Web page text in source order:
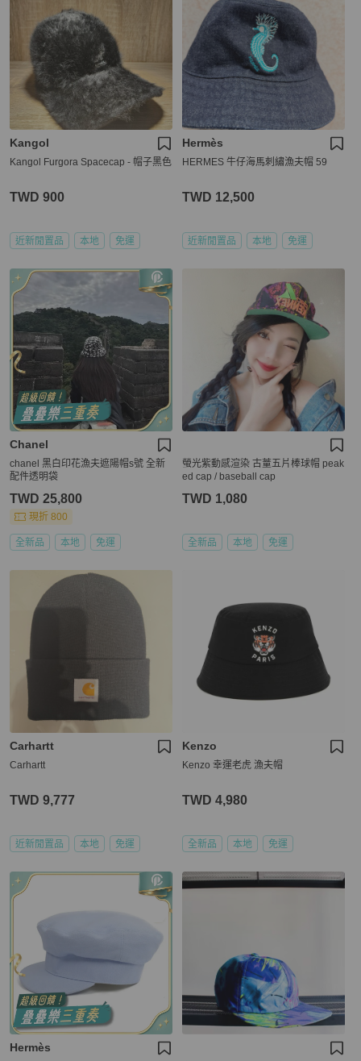
Kangol
Kangol Furgora Spacecap - 帽子黑色
TWD 900
近新閒置品 本地 免運
Hermès
HERMES 牛仔海馬刺繡漁夫帽 59
TWD 12,500
近新閒置品 本地 免運
Chanel
chanel 黑白印花漁夫遮陽帽s號 全新
配件透明袋
TWD 25,800
現折 800
全新品 本地 免運
螢光紫動感渲染 古蕫五片棒球帽 peak
ed cap / baseball cap
TWD 1,080
全新品 本地 免運
Carhartt
Carhartt
TWD 9,777
近新閒置品 本地 免運
Kenzo
Kenzo 幸運老虎 漁夫帽
TWD 4,980
全新品 本地 免運
Hermès